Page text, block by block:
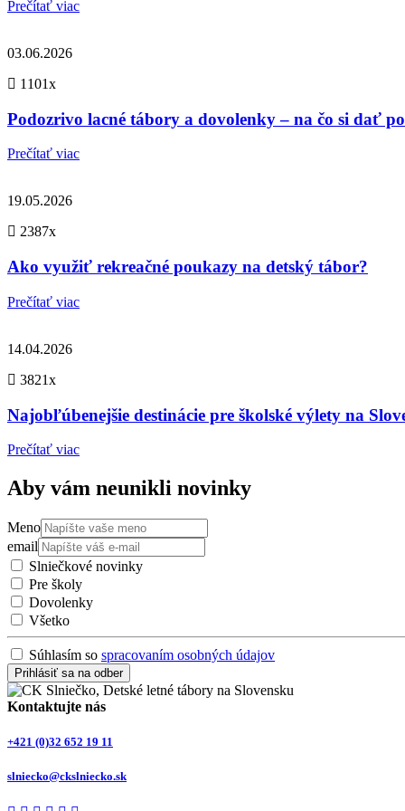
Prečítať viac
03.06.2026
1101x
Podozrivo lacné tábory a dovolenky – na čo si dať
Prečítať viac
19.05.2026
2387x
Ako využiť rekreačné poukazy na detský tábor?
Prečítať viac
14.04.2026
3821x
Najobľúbenejšie destinácie pre školské výlety na
Prečítať viac
Aby vám neunikli novinky
Meno
email
Slniečkové novinky
Pre školy
Dovolenky
Všetko
Súhlasím so spracovaním osobných údajov
Prihlásiť sa na odber
Kontaktujte nás
+421 (0)32 652 19 11
slniecko@ckslniecko.sk